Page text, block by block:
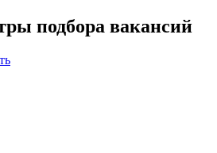
подбора вакансий